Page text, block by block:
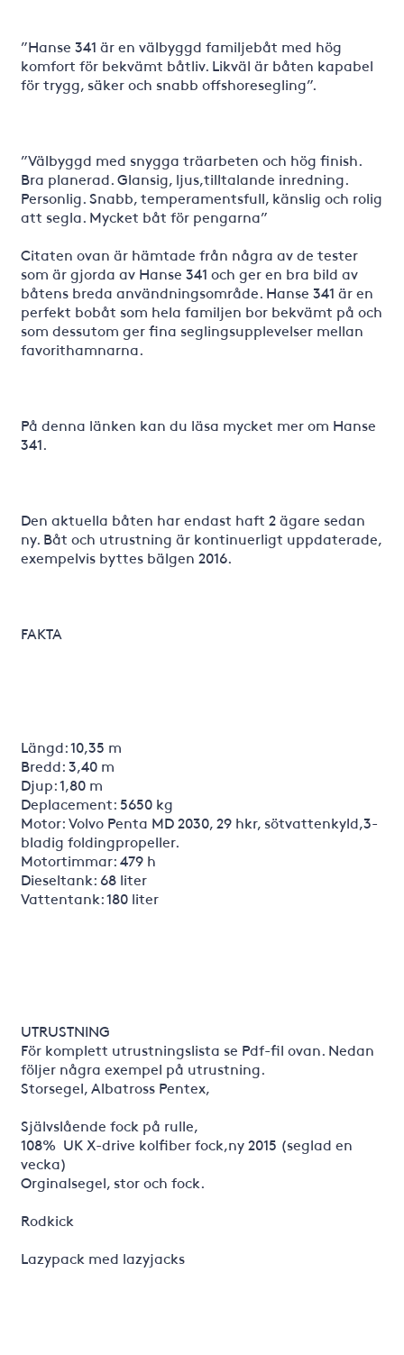
”Hanse 341 är en välbyggd familjebåt med hög
komfort för bekvämt båtliv. Likväl är båten kapabel
för trygg, säker och snabb offshoresegling”.
”Välbyggd med snygga träarbeten och hög finish.
Bra planerad. Glansig, ljus,tilltalande inredning.
Personlig. Snabb, temperamentsfull, känslig och rolig
att segla. Mycket båt för pengarna”
Citaten ovan är hämtade från några av de tester
som är gjorda av Hanse 341 och ger en bra bild av
båtens breda användningsområde. Hanse 341 är en
perfekt bobåt som hela familjen bor bekvämt på och
som dessutom ger fina seglingsupplevelser mellan
favorithamnarna.
På denna länken kan du läsa mycket mer om Hanse
341.
Den aktuella båten har endast haft 2 ägare sedan
ny. Båt och utrustning är kontinuerligt uppdaterade,
exempelvis byttes bälgen 2016.
FAKTA
Längd: 10,35 m
Bredd: 3,40 m
Djup: 1,80 m
Deplacement: 5650 kg
Motor: Volvo Penta MD 2030, 29 hkr, sötvattenkyld,3-
bladig foldingpropeller.
Motortimmar: 479 h
Dieseltank: 68 liter
Vattentank: 180 liter
UTRUSTNING
För komplett utrustningslista se Pdf-fil ovan. Nedan
följer några exempel på utrustning.
Storsegel, Albatross Pentex,
Självslående fock på rulle,
108% UK X-drive kolfiber fock,ny 2015 (seglad en
vecka)
Orginalsegel, stor och fock.
Rodkick
Lazypack med lazyjacks